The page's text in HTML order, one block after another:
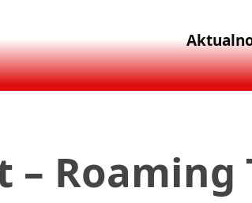
Roaming